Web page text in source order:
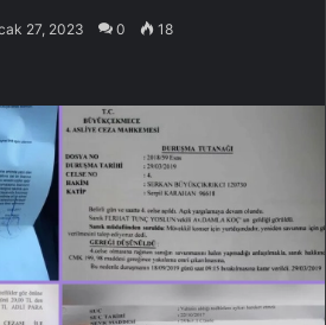
27, 2023 0 18